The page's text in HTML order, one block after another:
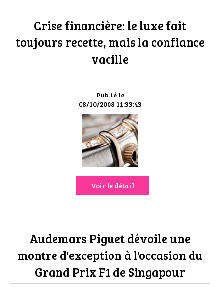
MODE DE RUE
JEUNES CRÉATEURS
HISTOIRE DES MARQUES
VOYAGES & LOISIRS
Publié le
08/10/2008 11:33:43
Crise financière: le luxe fait
toujours recette, mais la confiance
vacille
Voir le détail
Audemars Piguet dévoile une
montre d'exception à l'occasion du
Grand Prix F1 de Singapour